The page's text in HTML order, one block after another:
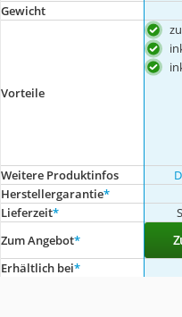
Gewicht
Vorteile
Weitere Produktinfos
Herstellergarantie*
Lieferzeit*
Zum Angebot*
Erhältlich bei*